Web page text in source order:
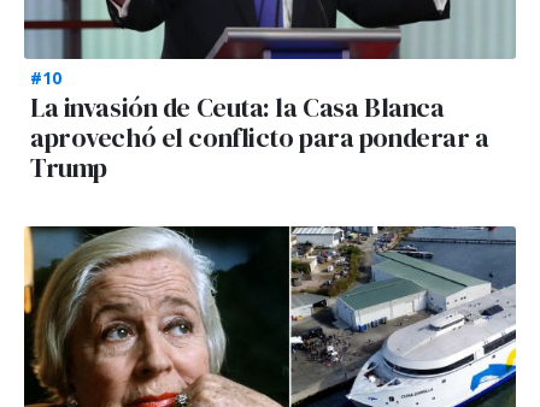
#10
La invasión de Ceuta: la Casa Blanca
aprovechó el conflicto para ponderar a
Trump